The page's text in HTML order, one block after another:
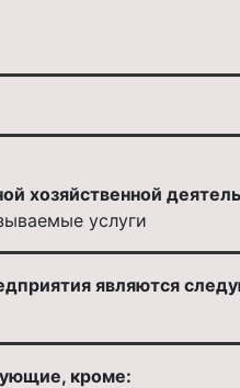
хозяйственной
услуги
являются
кроме: